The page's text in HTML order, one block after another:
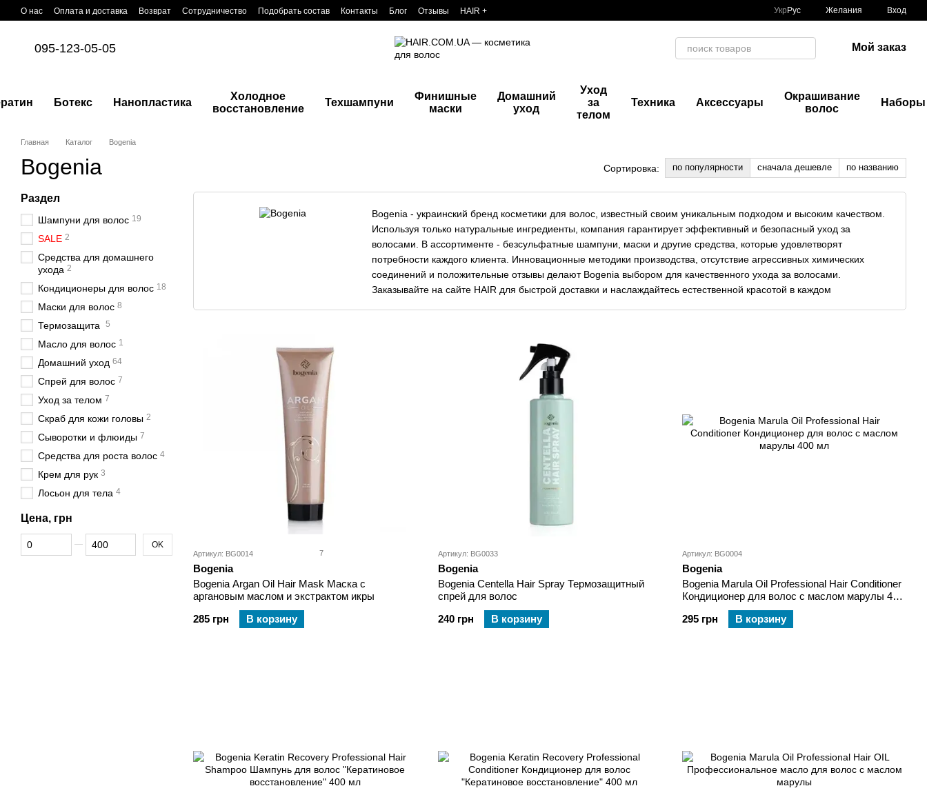
Перейти к основному контенту
О нас Оплата и доставка Возврат Сотрудничество Подобрать состав Контакты Блог Отзывы HAIR + Укр Рус Желания Вход
095-123-05-05 Мой заказ
Ботекс Нанопластика
Холодное
восстановление
Техшампуни
Финишные
маски
Домашний
уход
Уход
за
телом
Техника Аксессуары
Окрашивание
волос
Наборы
Главная Каталог Bogenia
Bogenia Сортировка: по популярности сначала дешевле по названию
Bogenia - украинский бренд косметики для волос, известный своим уникальным подходом и высоким качеством.
Используя только натуральные ингредиенты, компания гарантирует эффективный и безопасный уход за
волосами. В ассортименте - безсульфатные шампуни, маски и другие средства, которые удовлетворят
потребности каждого клиента. Инновационные методики производства, отсутствие агрессивных химических
соединений и положительные отзывы делают Bogenia выбором для качественного ухода за волосами.
Заказывайте на сайте HAIR для быстрой доставки и наслаждайтесь естественной красотой в каждом
Артикул: BG0014 7
Bogenia
Bogenia Argan Oil Hair Mask Маска с
аргановым маслом и экстрактом икры
285 грн
В корзину
Артикул: BG0033
Bogenia
Bogenia Centella Hair Spray Термозащитный
спрей для волос
240 грн
В корзину
Артикул: BG0004
Bogenia
Bogenia Marula Oil Professional Hair Conditioner
Кондиционер для волос с маслом марулы 400
295 грн
В корзину
Раздел
Шампуни для волос 19
SALE 2
Средства для домашнего
ухода 2
Кондиционеры для волос 18
Маски для волос 8
Термозащита 5
Масло для волос 1
Домашний уход 64
Спрей для волос 7
Уход за телом 7
Скраб для кожи головы 2
Сыворотки и флюиды 7
Средства для роста волос 4
Крем для рук 3
Лосьон для тела 4
Цена, грн
От Цена, грн
До Цена, грн OK